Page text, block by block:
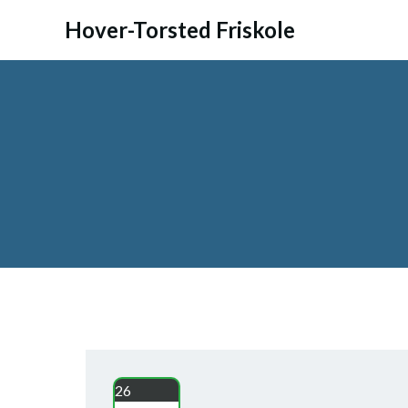
Hover-Torsted Friskole
26